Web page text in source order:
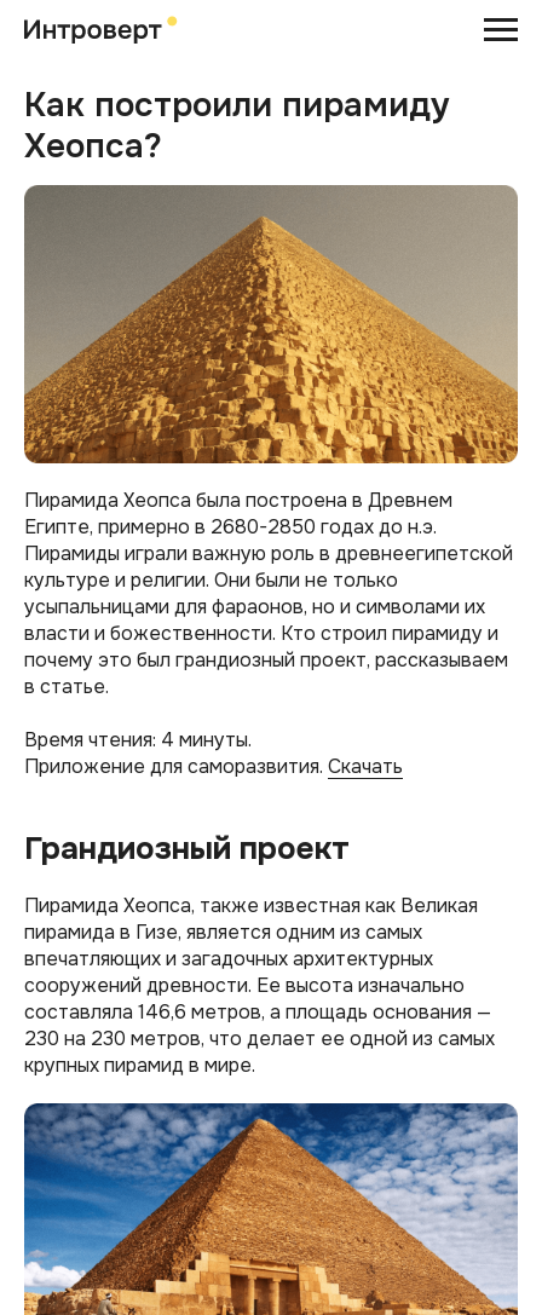
Как построили пирамиду
Хеопса?
Пирамида Хеопса была построена в Древнем
Египте, примерно в 2680-2850 годах до н.э.
Пирамиды играли важную роль в древнеегипетской
культуре и религии. Они были не только
усыпальницами для фараонов, но и символами их
власти и божественности. Кто строил пирамиду и
почему это был грандиозный проект, рассказываем
в статье.
Время чтения: 4 минуты.
Приложение для саморазвития. Скачать
Грандиозный проект
Пирамида Хеопса, также известная как Великая
пирамида в Гизе, является одним из самых
впечатляющих и загадочных архитектурных
сооружений древности. Ее высота изначально
составляла 146,6 метров, а площадь основания —
230 на 230 метров, что делает ее одной из самых
крупных пирамид в мире.